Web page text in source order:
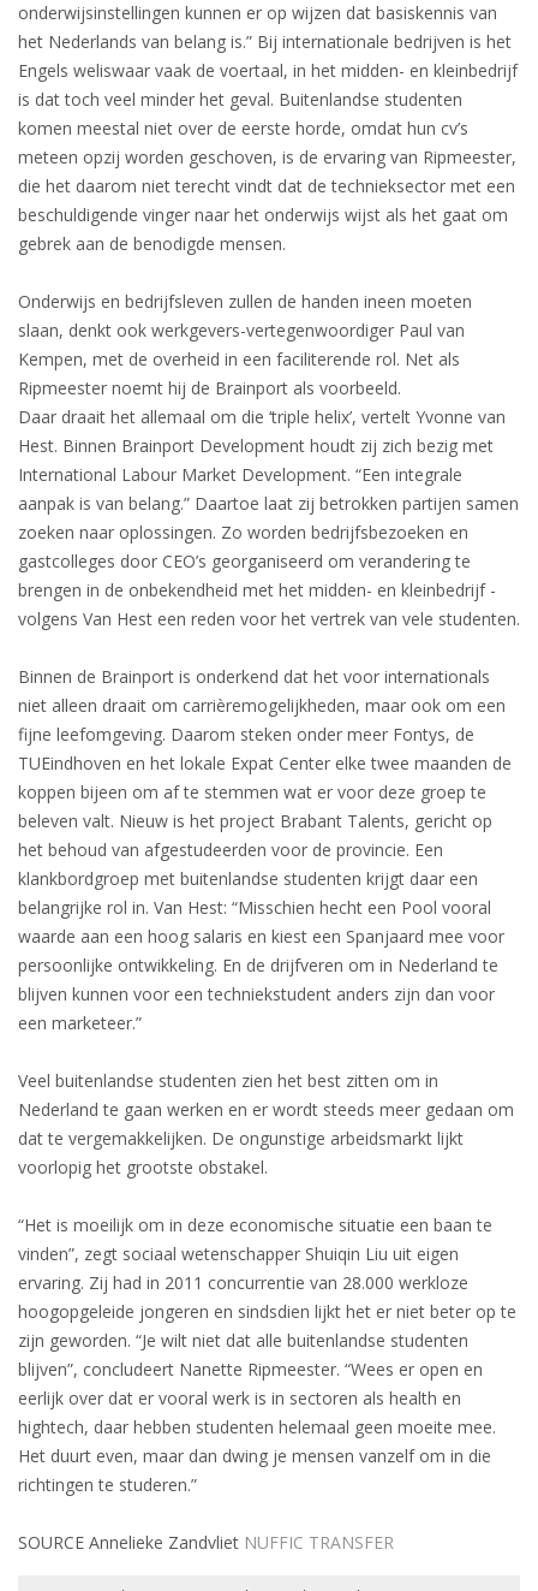
onderwijsinstellingen kunnen er op wijzen dat basiskennis van
het Nederlands van belang is.” Bij internationale bedrijven is het
Engels weliswaar vaak de voertaal, in het midden- en kleinbedrijf
is dat toch veel minder het geval. Buitenlandse studenten
komen meestal niet over de eerste horde, omdat hun cv’s
meteen opzij worden geschoven, is de ervaring van Ripmeester,
die het daarom niet terecht vindt dat de technieksector met een
beschuldigende vinger naar het onderwijs wijst als het gaat om
gebrek aan de benodigde mensen.
Onderwijs en bedrijfsleven zullen de handen ineen moeten
slaan, denkt ook werkgevers-vertegenwoordiger Paul van
Kempen, met de overheid in een faciliterende rol. Net als
Ripmeester noemt hij de Brainport als voorbeeld.
Daar draait het allemaal om die ‘triple helix’, vertelt Yvonne van
Hest. Binnen Brainport Development houdt zij zich bezig met
International Labour Market Development. “Een integrale
aanpak is van belang.” Daartoe laat zij betrokken partijen samen
zoeken naar oplossingen. Zo worden bedrijfsbezoeken en
gastcolleges door CEO’s georganiseerd om verandering te
brengen in de onbekendheid met het midden- en kleinbedrijf -
volgens Van Hest een reden voor het vertrek van vele studenten.
Binnen de Brainport is onderkend dat het voor internationals
niet alleen draait om carrièremogelijkheden, maar ook om een
fijne leefomgeving. Daarom steken onder meer Fontys, de
TUEindhoven en het lokale Expat Center elke twee maanden de
koppen bijeen om af te stemmen wat er voor deze groep te
beleven valt. Nieuw is het project Brabant Talents, gericht op
het behoud van afgestudeerden voor de provincie. Een
klankbordgroep met buitenlandse studenten krijgt daar een
belangrijke rol in. Van Hest: “Misschien hecht een Pool vooral
waarde aan een hoog salaris en kiest een Spanjaard mee voor
persoonlijke ontwikkeling. En de drijfveren om in Nederland te
blijven kunnen voor een techniekstudent anders zijn dan voor
een marketeer.”
Veel buitenlandse studenten zien het best zitten om in
Nederland te gaan werken en er wordt steeds meer gedaan om
dat te vergemakkelijken. De ongunstige arbeidsmarkt lijkt
voorlopig het grootste obstakel.
“Het is moeilijk om in deze economische situatie een baan te
vinden”, zegt sociaal wetenschapper Shuiqin Liu uit eigen
ervaring. Zij had in 2011 concurrentie van 28.000 werkloze
hoogopgeleide jongeren en sindsdien lijkt het er niet beter op te
zijn geworden. “Je wilt niet dat alle buitenlandse studenten
blijven”, concludeert Nanette Ripmeester. “Wees er open en
eerlijk over dat er vooral werk is in sectoren als health en
hightech, daar hebben studenten helemaal geen moeite mee.
Het duurt even, maar dan dwing je mensen vanzelf om in die
richtingen te studeren.”
SOURCE Annelieke Zandvliet NUFFIC TRANSFER